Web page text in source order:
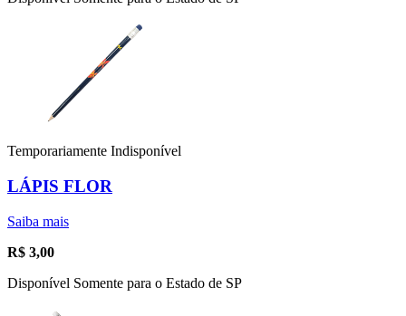
Temporariamente Indisponível
LÁPIS FLOR
Saiba mais
R$ 3,00
Disponível Somente para o Estado de SP